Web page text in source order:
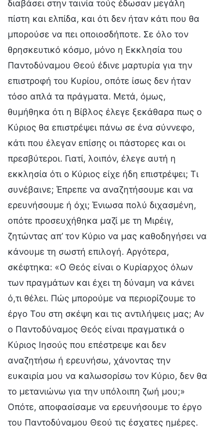
διαβάσει στην ταινία τούς έδωσαν μεγάλη
πίστη και ελπίδα, και ότι δεν ήταν κάτι που θα
μπορούσε να πει οποιοσδήποτε. Σε όλο τον
θρησκευτικό κόσμο, μόνο η Εκκλησία του
Παντοδύναμου Θεού έδινε μαρτυρία για την
επιστροφή του Κυρίου, οπότε ίσως δεν ήταν
τόσο απλά τα πράγματα. Μετά, όμως,
θυμήθηκα ότι η Βίβλος έλεγε ξεκάθαρα πως ο
Κύριος θα επιστρέψει πάνω σε ένα σύννεφο,
κάτι που έλεγαν επίσης οι πάστορες και οι
πρεσβύτεροι. Γιατί, λοιπόν, έλεγε αυτή η
εκκλησία ότι ο Κύριος είχε ήδη επιστρέψει; Τι
συνέβαινε; Έπρεπε να αναζητήσουμε και να
ερευνήσουμε ή όχι; Ένιωσα πολύ διχασμένη,
οπότε προσευχήθηκα μαζί με τη Μιρέιγ,
ζητώντας απ’ τον Κύριο να μας καθοδηγήσει να
κάνουμε τη σωστή επιλογή. Αργότερα,
σκέφτηκα: «Ο Θεός είναι ο Κυρίαρχος όλων
των πραγμάτων και έχει τη δύναμη να κάνει
ό,τι θέλει. Πώς μπορούμε να περιορίζουμε το
έργο Του στη σκέψη και τις αντιλήψεις μας; Αν
ο Παντοδύναμος Θεός είναι πραγματικά ο
Κύριος Ιησούς που επέστρεψε και δεν
αναζητήσω ή ερευνήσω, χάνοντας την
ευκαιρία μου να καλωσορίσω τον Κύριο, δεν θα
το μετανιώνω για την υπόλοιπη ζωή μου;»
Οπότε, αποφασίσαμε να ερευνήσουμε το έργο
του Παντοδύναμου Θεού τις έσχατες ημέρες.